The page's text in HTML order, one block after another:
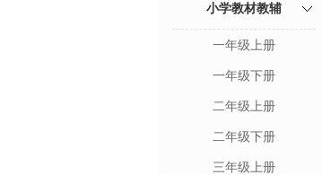
小学教材教辅
一年级上册
一年级下册
二年级上册
二年级下册
三年级上册